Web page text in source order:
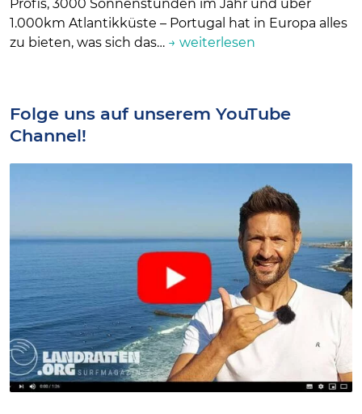
Profis, 3000 Sonnenstunden im Jahr und über
1.000km Atlantikküste – Portugal hat in Europa alles
zu bieten, was sich das… → weiterlesen
Folge uns auf unserem YouTube
Channel!